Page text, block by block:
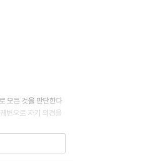
모든 것을 판단한다
변으로 자기 의견을